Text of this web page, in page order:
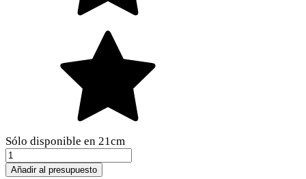
Sólo disponible en 21cm
Nacimiento
gallego
Añadir al presupuesto